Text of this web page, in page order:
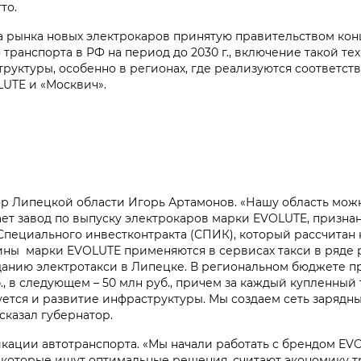
новых электрокаров принятую правительством
в РФ на период до 2030 г., включение такой
особенно в регионах, где реализуются
и «Москвич».
области Игорь Артамонов. «Нашу область
завод по выпуску электрокаров марки EVOLUTE,
инвестконтракта (СПИК), который рассчитан
марки EVOLUTE применяются в сервисах такси в ряде
электротакси в Липецке. В региональном бюджете
в следующем – 50 млн руб., причем за каждый купленный
и развитие инфраструктуры. Мы создаем сеть
губернатор.
автотранспорта. «Мы начали работать с брендом